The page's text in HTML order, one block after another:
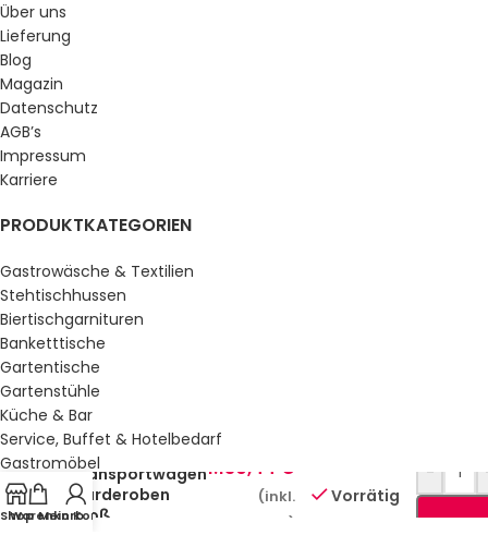
Über uns
Lieferung
Blog
Magazin
Datenschutz
AGB’s
Impressum
Karriere
PRODUKTKATEGORIEN
Gastrowäsche & Textilien
Stehtischhussen
Biertischgarnituren
Banketttische
Gartentische
Gartenstühle
Küche & Bar
Service, Buffet & Hotelbedarf
Gastromöbel
Schulmöbel
Sale %
Shop
Warenkorb
Mein Konto
Transportwagen
Garderoben
groß
1.130,44 €
(inkl.
MwSt.)
Vorrätig
-